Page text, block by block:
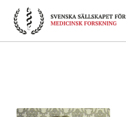
Skip
content